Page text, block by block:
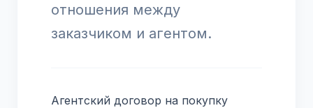
отношения между
заказчиком и агентом.
Агентский договор на покупку